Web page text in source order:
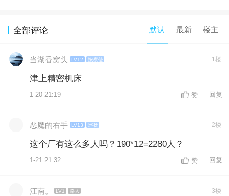
全部评论 默认 最新 楼主
当湖香窝头 LV12 按察使 1楼
津上精密机床
1-20 21:19 赞 回复
恶魔的右手 LV13 巡抚 2楼
这个厂有这么多人吗？190*12=2280人？
1-21 21:32 赞 回复
江南。 LV1 路人 3楼